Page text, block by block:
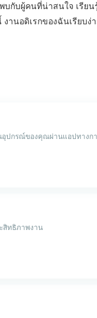
บผู้คนที่น่าสนใจ เรียนรู้
นอดิเรกของฉันเรียบง่
อุปกรณ์ของคุณผ่านแอปทางก
สิทธิภาพงาน